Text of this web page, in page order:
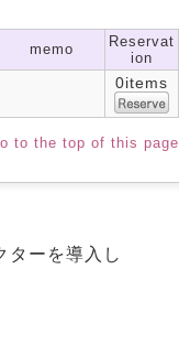
memo
Reservat
ion
0items
to the top of this page
ターを導入し